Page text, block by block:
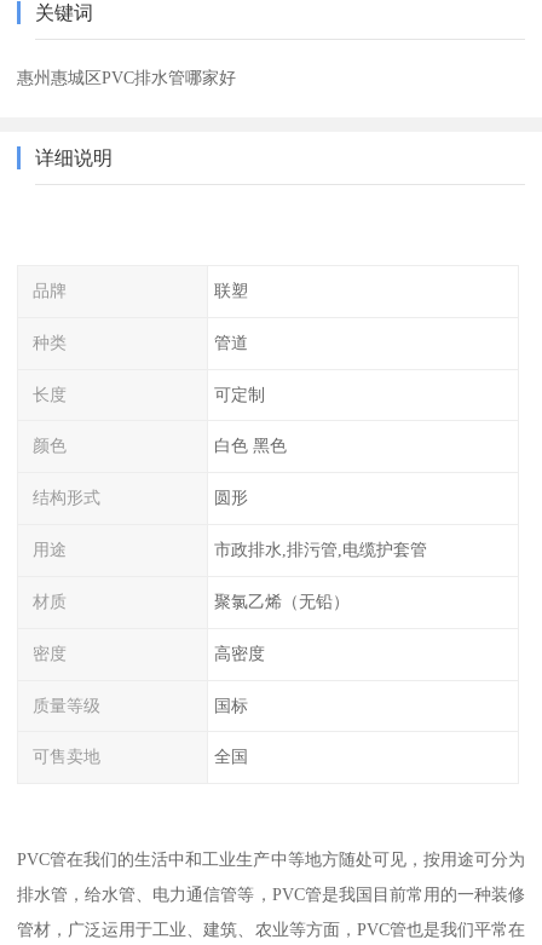
关键词
惠州惠城区PVC排水管哪家好
详细说明
品牌 联塑
种类 管道
长度 可定制
颜色 白色 黑色
结构形式 圆形
用途 市政排水,排污管,电缆护套管
材质 聚氯乙烯（无铅）
密度 高密度
质量等级 国标
可售卖地 全国
PVC管在我们的生活中和工业生产中等地方随处可见，按用途可分为
排水管，给水管、电力通信管等，PVC管是我国目前常用的一种装修
管材，广泛运用于工业、建筑、农业等方面，PVC管也是我们平常在